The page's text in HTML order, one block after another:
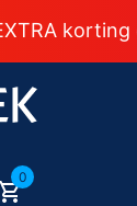
korting
0